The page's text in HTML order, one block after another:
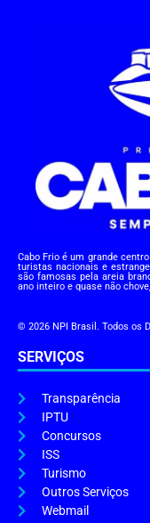
Cabo Frio é um grande
turistas nacionais e
são famosas pela areia
ano inteiro e quase não
© 2026 NPI Brasil. Todos os
SERVIÇOS
Transparência
IPTU
Concursos
ISS
Turismo
Outros Serviços
Webmail